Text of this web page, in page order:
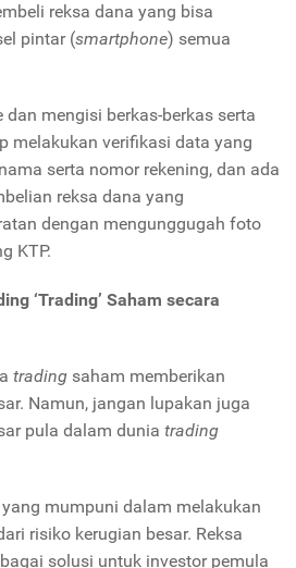
reksa dana yang bisa
pintar (smartphone) semua
mengisi berkas-berkas serta
melakukan verifikasi data yang
serta nomor rekening, dan ada
reksa dana yang
dengan mengunggugah foto
KTP.
‘Trading’ Saham secara
trading saham memberikan
Namun, jangan lupakan juga
pula dalam dunia trading
mumpuni dalam melakukan
risiko kerugian besar. Reksa
solusi untuk investor pemula